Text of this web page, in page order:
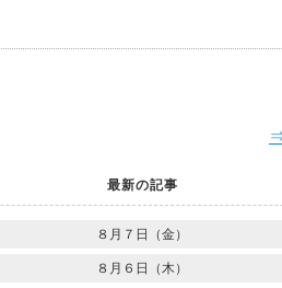
最新の記事
８月７日（金）
８月６日（木）